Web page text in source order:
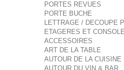
PORTES REVUES
PORTE BUCHE
LETTRAGE / DECOUPE
ETAGERES ET
ACCESSOIRES
ART DE LA TABLE
AUTOUR DE LA CUISINE
AUTOUR DU VIN & BAR